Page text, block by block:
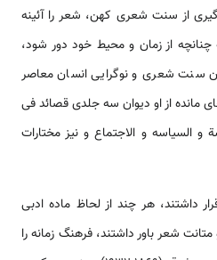
از سنت شعری کهن، شعر را آئینه
از زمان و محیط خود دور شود،
سنت شعری و نوگرایی انسان معاصر
مانده از او دیوان سه جلدی قصائد فی
و السیاسه و الاجتماع و نیز مختارات
داشتند، هر چند از لحاظ ماده ادبی
شعر باور داشتند، فرهنگ زمانه را